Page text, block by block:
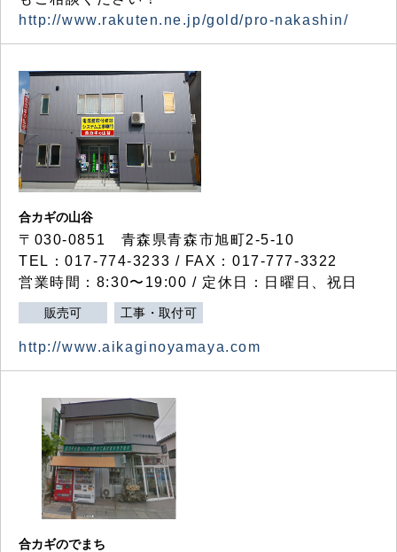
http://www.rakuten.ne.jp/gold/pro-nakashin/
合カギの山谷
〒030-0851 青森県青森市旭町2-5-10
TEL：017-774-3233 / FAX：017-777-3322
営業時間：8:30〜19:00 / 定休日：日曜日、祝日
販売可 工事・取付可
http://www.aikaginoyamaya.com
合カギのでまち